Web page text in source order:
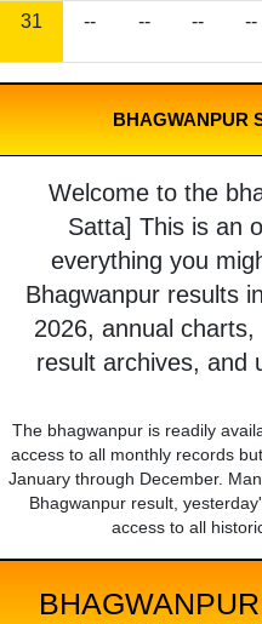
31 -- -- -- --
BHAGWANPUR
Welcome to the
Satta] This is an
everything you
Bhagwanpur results
2026, annual
result archives, and
The bhagwanpur is readily
access to all monthly records
January through December.
Bhagwanpur result,
access to all